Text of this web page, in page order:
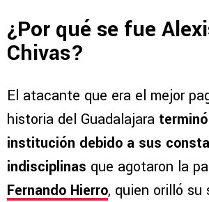
¿Por qué se fue
Chivas?
El atacante que era el mejor
historia del Guadalajara
institución debido a sus
indisciplinas que agotaron la
Fernando Hierro, quien orilló su